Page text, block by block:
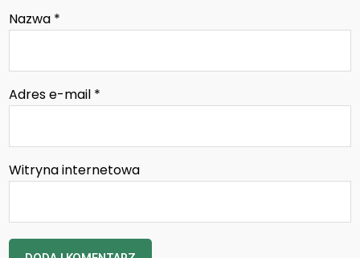
Nazwa *
Adres e-mail *
Witryna internetowa